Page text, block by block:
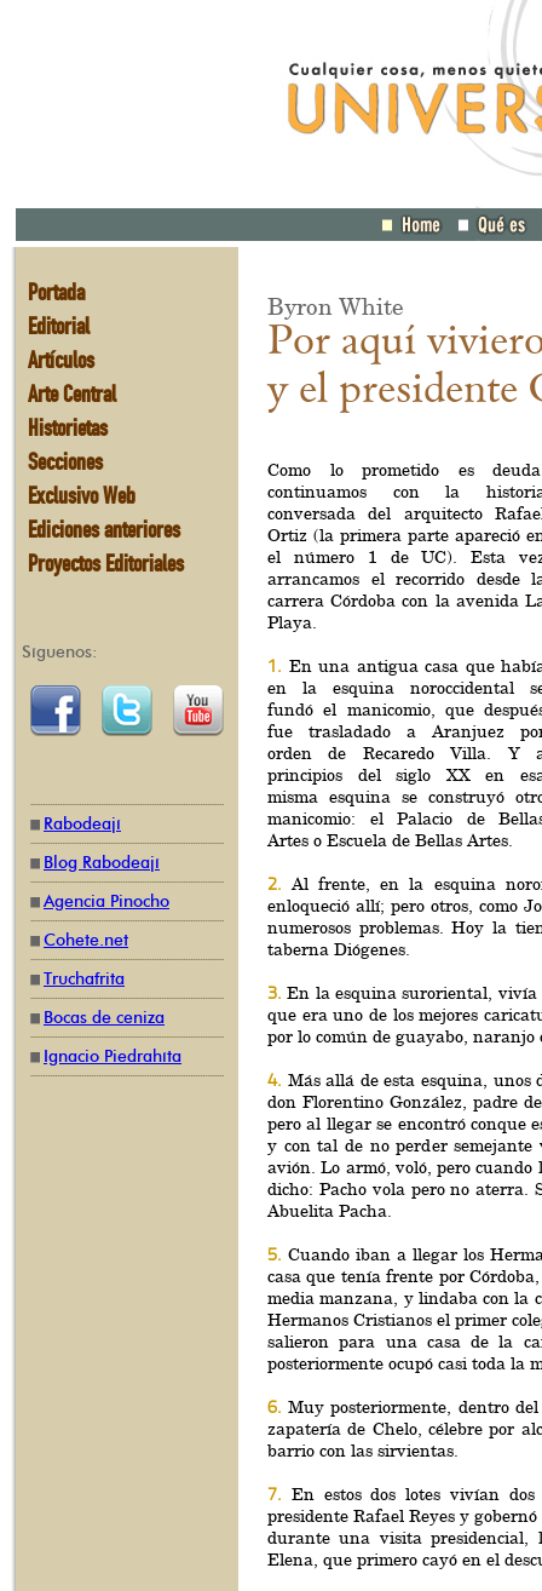
Portada
Editorial
Artículos
Arte Central
Historietas
Secciones
Exclusivo Web
Ediciones anteriores
Proyectos Editoriales
Síguenos:
Rabodeají
Blog Rabodeají
Agencia Pinocho
Cohete.net
Truchafrita
Bocas de ceniza
Ignacio Piedrahíta
Byron White
Por aquí
y el presidente
Como lo prometido es
continuamos con la
conversada del arquitecto
Ortiz (la primera parte apareció
el número 1 de UC). Esta
arrancamos el recorrido desde
carrera Córdoba con la avenida
Playa.
1. En una antigua casa que
en la esquina noroccidental
fundó el manicomio, que
fue trasladado a Aranjuez
orden de Recaredo Villa. Y
principios del siglo XX en
misma esquina se construyó
manicomio: el Palacio de
Artes o Escuela de Bellas Artes.
2. Al frente, en la esquina
enloqueció allí; pero otros, como
numerosos problemas. Hoy la
taberna Diógenes.
3. En la esquina suroriental, vivía
que era uno de los mejores
por lo común de guayabo, naranjo
4. Más allá de esta esquina, unos
don Florentino González, padre
pero al llegar se encontró conque
y con tal de no perder semejante
avión. Lo armó, voló, pero
dicho: Pacho vola pero no aterra.
Abuelita Pacha.
5. Cuando iban a llegar los
casa que tenía frente por
media manzana, y lindaba con la
Hermanos Cristianos el primer
salieron para una casa de la
posteriormente ocupó casi toda la
6.Muy posteriormente, dentro
zapatería de Chelo, célebre por
barrio con las sirvientas.
7. En estos dos lotes vivían
presidente Rafael Reyes y
durante una visita presidencial,
Elena, que primero cayó en el